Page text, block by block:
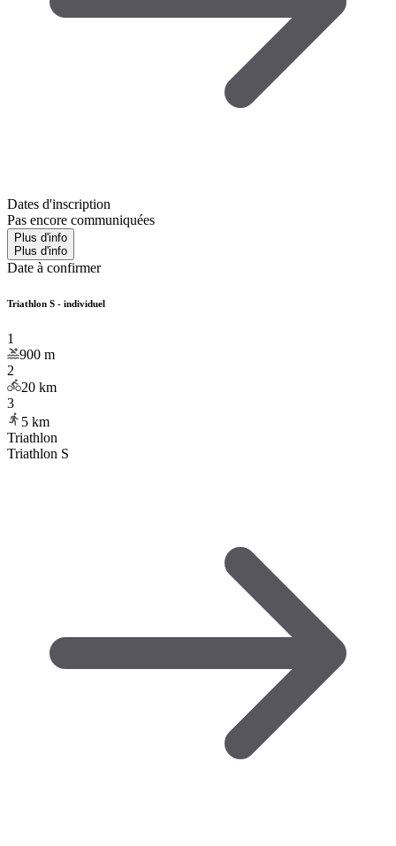
Dates d'inscription
Pas encore communiquées
Plus d'info
Plus d'info
Date à confirmer
Triathlon S - individuel
1
900 m
2
20 km
3
5 km
Triathlon
Triathlon S